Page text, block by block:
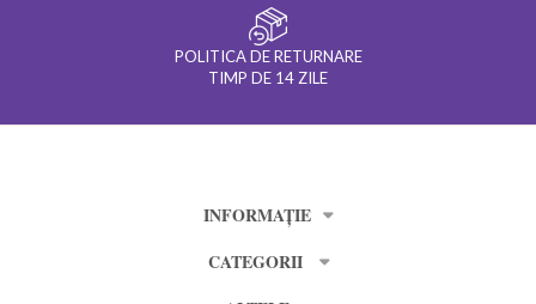
POLITICA DE RETURNARE
TIMP DE 14 ZILE
INFORMAȚIE
CATEGORII